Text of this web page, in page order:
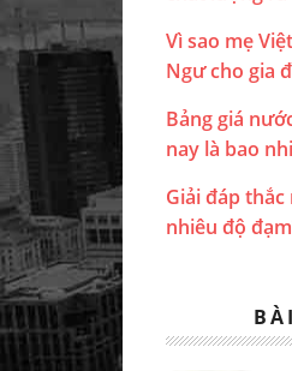
Vì sao mẹ
Ngư cho gia
Bảng giá
nay là bao
Giải đáp
nhiêu độ